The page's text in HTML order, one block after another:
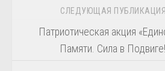
СЛЕДУЮЩАЯ ПУБЛИКАЦИЯ
Патриотическая акция
Памяти. Сила в